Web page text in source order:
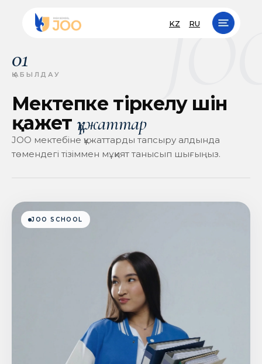
KZ RU
01
ҚАБЫЛДАУ
Мектепке тіркелу үшін
қажетқұжаттар
JOO мектебіне құжаттарды тапсыру алдында
төмендегі тізіммен мұқият танысып шығыңыз.
JOO SCHOOL